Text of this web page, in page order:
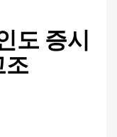
도 증시
조